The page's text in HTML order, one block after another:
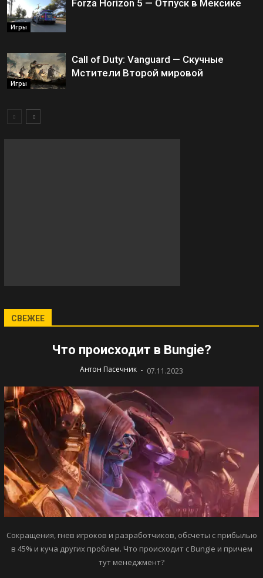
Игры
Forza Horizon 5 — Отпуск в Мексике
Игры
Call of Duty: Vanguard — Скучные
Мстители Второй мировой
СВЕЖЕЕ
Что происходит в Bungie?
Антон Пасечник - 07.11.2023
Сокращения, гнев игроков и разработчиков, обсчеты с прибылью
в 45% и куча других проблем. Что происходит с Bungie и причем
тут менеджмент?